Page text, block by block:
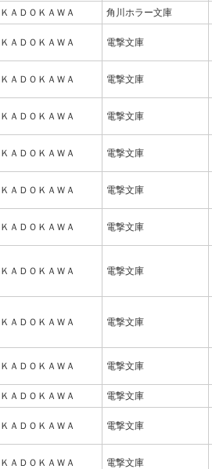
ＫＡＤＯＫＡＷＡ 角川ホラー文庫
ＫＡＤＯＫＡＷＡ 電撃文庫
ＫＡＤＯＫＡＷＡ 電撃文庫
ＫＡＤＯＫＡＷＡ 電撃文庫
ＫＡＤＯＫＡＷＡ 電撃文庫
ＫＡＤＯＫＡＷＡ 電撃文庫
ＫＡＤＯＫＡＷＡ 電撃文庫
ＫＡＤＯＫＡＷＡ 電撃文庫
ＫＡＤＯＫＡＷＡ 電撃文庫
ＫＡＤＯＫＡＷＡ 電撃文庫
ＫＡＤＯＫＡＷＡ 電撃文庫
ＫＡＤＯＫＡＷＡ 電撃文庫
ＫＡＤＯＫＡＷＡ 電撃文庫